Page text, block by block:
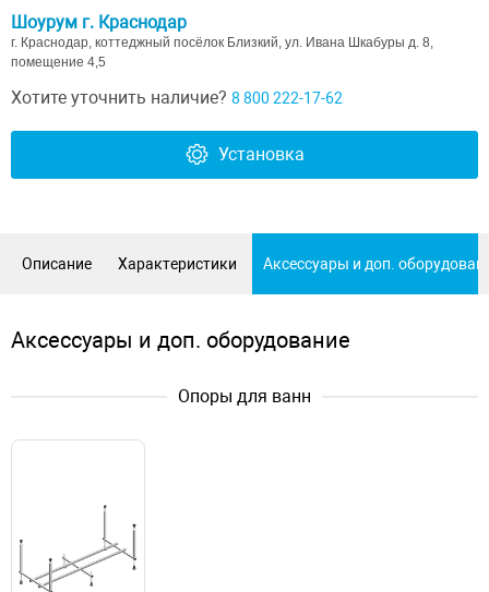
Шоурум г. Краснодар
г. Краснодар, коттеджный посёлок Близкий, ул. Ивана Шкабуры д. 8,
помещение 4,5
Хотите уточнить наличие? 8 800 222-17-62
Установка
Описание Характеристики Аксессуары и доп.
Аксессуары и доп. оборудование
Опоры для ванн